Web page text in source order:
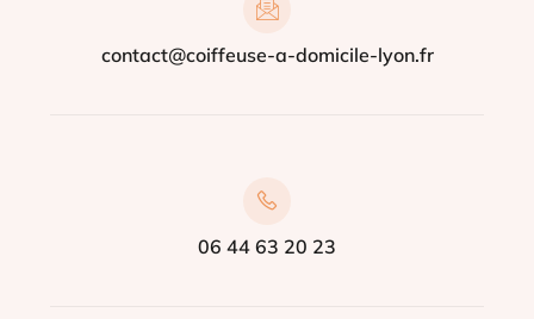
contact@coiffeuse-a-domicile-lyon.fr
06 44 63 20 23